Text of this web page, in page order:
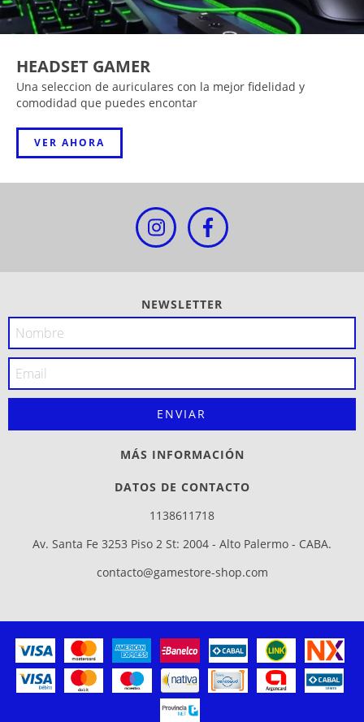
HEADSET GAMER
Una seleccion de auriculares con la mejor fidelidad y
comodidad que puedes encontar
VER AHORA
NEWSLETTER
MÁS INFORMACIÓN
DATOS DE CONTACTO
1138611718
Av. Santa Fe 3253 Piso 2 St: 2004 - Alto Palermo - CABA.
contacto@gamestore-shop.com